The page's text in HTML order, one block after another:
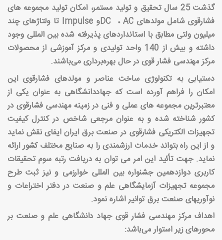
گذشت 25 سال تحقیق و تولید مستمر، امكان تولید مجموعه های
فشارقوی شامل مولدهایAC، DCوImpulseتا ولتاژ‌های چند
میلیون ولتی مطابق با استانداردهای پذیرفته شده بین المللی وجود
داشته و بیش از 140 واحد تولیدی و مرکز آموزشی از محصولات
مرکز مهندسی فشار قوی در حال بهره‌برداری می‌باشند.
دستیابی به تكنولوژی ساخت عناصر و مولدهای فشارقوی این
امكان را فراهم آورده است كه جهاددانشگاهی به عنوان یكی از
معتبرترین مجموعه های عملی و فنی در زمینه مهندسی فشارقوی در
كشور شناخته شده و به عنوان مرجعی شاخص در كنترل كیفیت
تجهیزات الكتریكی فشارقوی در صنعت برق ایران ایفای نقش نماید
و از این راه بتواند خدمات ارزشمندی را به صنایع مختلف كشور ارائه
نماید. جهت تأئید این امر می توان به دریافت رتبه سوم تحقیقات
كاربری دوازدهمین جشنواره بین المللی خوارزمی و نیز ثبت طرح
مجموعه تجهیزات آزمایشگاهی علم و صنعت در دفتر اختراعات و
نوآوریهای صنعت برق توانیر اشاره نمود.
اهداف مرکز مهندسی فشار قوی جهاد دانشگاهی علم و صنعت بر
محورهای زیر استوار می‌باشد: